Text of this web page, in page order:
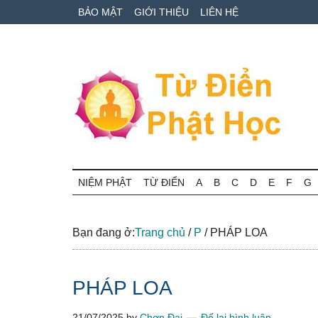
to
to
qua
BẢO MẬT GIỚI THIỆU LIÊN HỆ
Từ
điển
Phật
cứu
thuật
Phật
học
NIỆM PHẬT TỪ ĐIỂN A B C D E F G
Bạn đang ở:Trang chủ / P /PHÁP LOA
PHÁP LOA